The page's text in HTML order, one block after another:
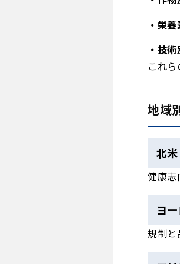
栄養
技術
これ
地域
北米
健康志
ヨ
規制と